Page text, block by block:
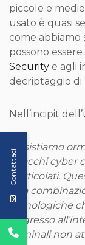
piccole e medie
usato è quasi
come
possono
Security e agli
decriptaggio
Nell’incipit
“Assistiamo
attacchi cyber
e articolati.
una
tecnologiche
l’ingresso
criminali non
Contattaci